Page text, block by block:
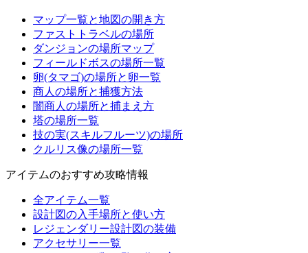
マップ一覧と地図の開き方
ファストトラベルの場所
ダンジョンの場所マップ
フィールドボスの場所一覧
卵(タマゴ)の場所と卵一覧
商人の場所と捕獲方法
闇商人の場所と捕まえ方
塔の場所一覧
技の実(スキルフルーツ)の場所
クルリス像の場所一覧
アイテムのおすすめ攻略情報
全アイテム一覧
設計図の入手場所と使い方
レジェンダリー設計図の装備
アクセサリー一覧